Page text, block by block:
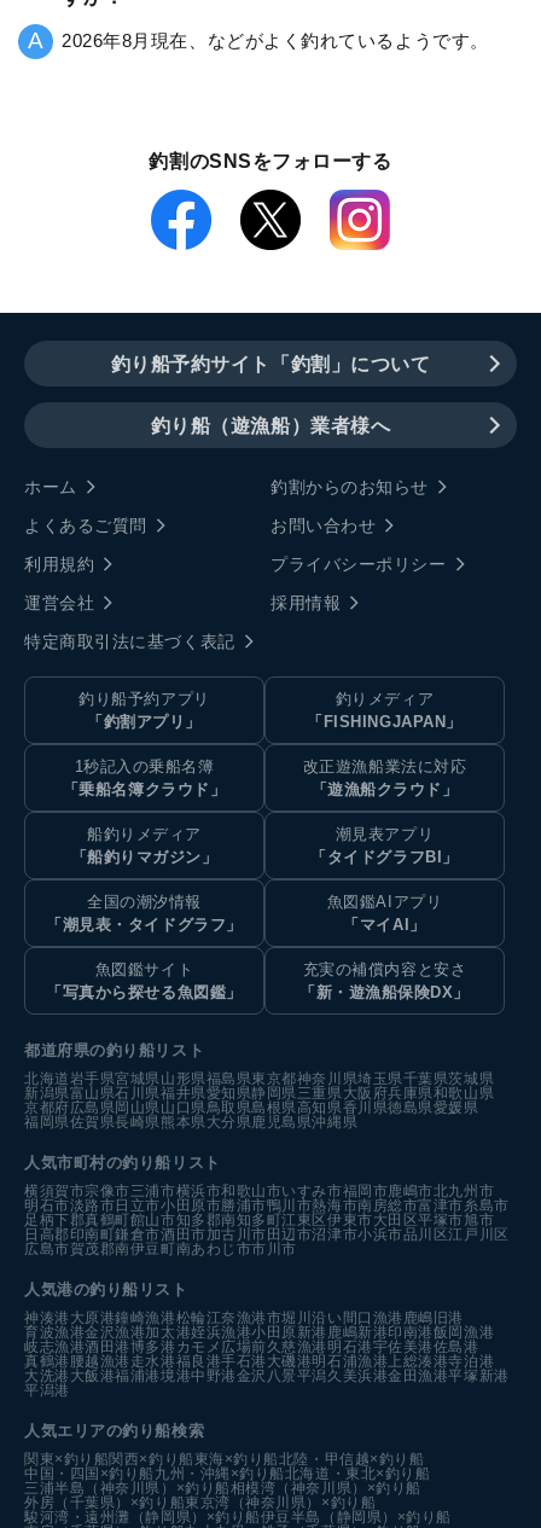
2026年8月現在、などがよく釣れているようです。
釣割のSNSをフォローする
釣り船予約サイト「釣割」について
釣り船（遊漁船）業者様へ
ホーム
釣割からのお知らせ
よくあるご質問
お問い合わせ
利用規約
プライバシーポリシー
運営会社
採用情報
特定商取引法に基づく表記
釣り船予約アプリ
「釣割アプリ」
釣りメディア
「FISHINGJAPAN」
1秒記入の乗船名簿
「乗船名簿クラウド」
改正遊漁船業法に対応
「遊漁船クラウド」
船釣りメディア
「船釣りマガジン」
潮見表アプリ
「タイドグラフBI」
全国の潮汐情報
「潮見表・タイドグラフ」
魚図鑑AIアプリ
「マイAI」
魚図鑑サイト
「写真から探せる魚図鑑」
充実の補償内容と安さ
「新・遊漁船保険DX」
都道府県の釣り船リスト
北海道岩手県宮城県山形県福島県東京都神奈川県埼玉県千葉県茨城県
新潟県富山県石川県福井県愛知県静岡県三重県大阪府兵庫県和歌山県
京都府広島県岡山県山口県鳥取県島根県高知県香川県徳島県愛媛県
福岡県佐賀県長崎県熊本県大分県鹿児島県沖縄県
人気市町村の釣り船リスト
横須賀市宗像市三浦市横浜市和歌山市いすみ市福岡市鹿嶋市北九州市
明石市淡路市 日立市小田原市勝浦市鴨川市熱海市南房総市富津市糸島市
足柄下郡真鶴町館山市知多郡南知多町江東区伊東市大田区平塚市旭市
日高郡印南町鎌倉市酒田市加古川市 田辺市沼津市小浜市品川区江戸川区
広島市賀茂郡南伊豆町南あわじ市市川市
人気港の釣り船リスト
神湊港 大原港鐘崎漁港松輪江奈漁港市堀川沿い 間口漁港 鹿嶋旧港
育波漁港金沢漁港加太港姪浜漁港小田原新港 鹿嶋新港印南港飯岡漁港
岐志漁港酒田港博多港カモメ広場前久慈漁港 明石港宇佐美港佐島港
真鶴港 腰越漁港 走水港福良港手石港 大磯港明石浦漁港 上総湊港寺泊港
大洗港 大飯港福浦港境港中野港金沢八景平潟久美浜港金田漁港平塚新港
平潟港
人気エリアの釣り船検索
関東×釣り船関西×釣り船 東海×釣り船北陸・甲信越×釣り船
中国・四国×釣り船 九州・沖縄×釣り船北海道・東北×釣り船
三浦半島（神奈川県）×釣り船相模湾（神奈川県）×釣り船
外房（千葉県）×釣り船東京湾（神奈川県）×釣り船
駿河湾・遠州灘（静岡県）×釣り船伊豆半島（静岡県）×釣り船